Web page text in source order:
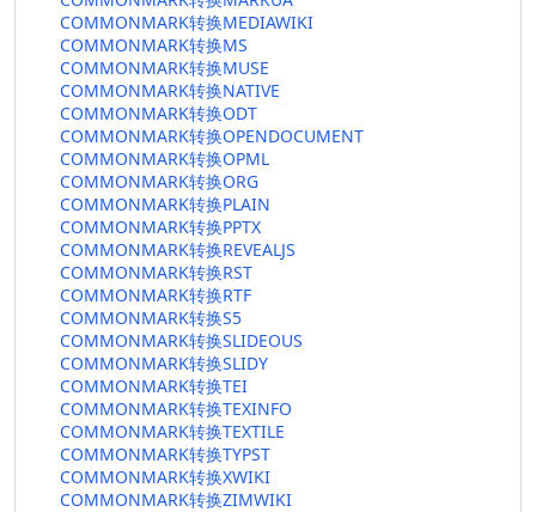
COMMONMARK转换MEDIAWIKI
COMMONMARK转换MS
COMMONMARK转换MUSE
COMMONMARK转换NATIVE
COMMONMARK转换ODT
COMMONMARK转换OPENDOCUMENT
COMMONMARK转换OPML
COMMONMARK转换ORG
COMMONMARK转换PLAIN
COMMONMARK转换PPTX
COMMONMARK转换REVEALJS
COMMONMARK转换RST
COMMONMARK转换RTF
COMMONMARK转换S5
COMMONMARK转换SLIDEOUS
COMMONMARK转换SLIDY
COMMONMARK转换TEI
COMMONMARK转换TEXINFO
COMMONMARK转换TEXTILE
COMMONMARK转换TYPST
COMMONMARK转换XWIKI
COMMONMARK转换ZIMWIKI